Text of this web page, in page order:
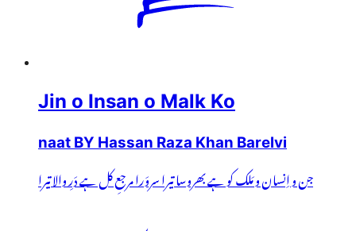
Jin o Insan o Malk Ko
naat BY Hassan Raza Khan Barelvi
جن و اِنسان و مَلک کو ہے بھروسا تیرا سروَرا مرجعِ کل ہے دَرِ والا تیرا